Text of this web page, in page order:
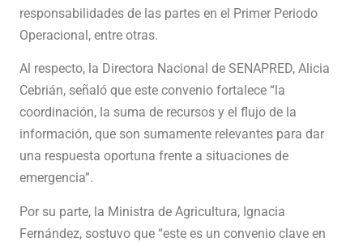
responsabilidades de las partes en el Primer Periodo
Operacional, entre otras.
Al respecto, la Directora Nacional de SENAPRED, Alicia
Cebrián, señaló que este convenio fortalece “la
coordinación, la suma de recursos y el flujo de la
información, que son sumamente relevantes para dar
una respuesta oportuna frente a situaciones de
emergencia”.
Por su parte, la Ministra de Agricultura, Ignacia
Fernández, sostuvo que “este es un convenio clave en